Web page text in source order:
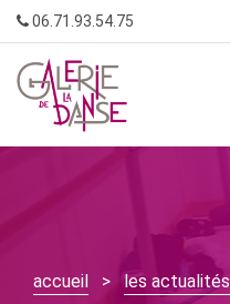
Skip
to
content
06.71.93.54.75
accueil > les actualités